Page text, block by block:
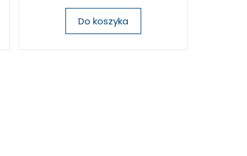
Do koszyka